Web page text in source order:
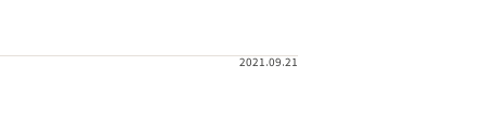
2021.09.21